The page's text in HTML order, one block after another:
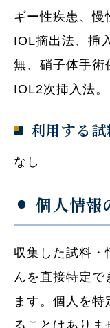
ギー性疾患、慢
IOL摘出法、挿
無、硝子体手術
IOL2次挿入法。
利用する試
なし
個人情報
収集した試料・
んを直接特定で
ます。個人を
ることはあり